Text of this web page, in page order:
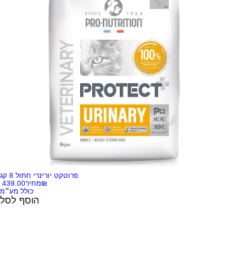
פרוטקט יורינרי חתול 8 קג
מחיר‏439.00 ‏₪
כולל מע״מ
הוסף לסל